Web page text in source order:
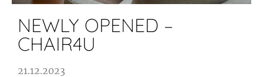
NEWLY OPENED –
CHAIR4U
21.12.2023